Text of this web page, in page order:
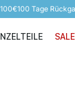
100 Tage
SALE